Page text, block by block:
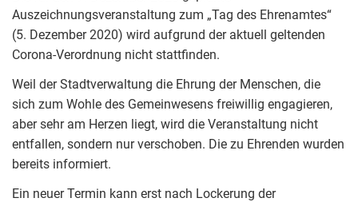
Auszeichnungsveranstaltung zum „Tag des Ehrenamtes“
(5. Dezember 2020) wird aufgrund der aktuell geltenden
Corona-Verordnung nicht stattfinden.
Weil der Stadtverwaltung die Ehrung der Menschen, die
sich zum Wohle des Gemeinwesens freiwillig engagieren,
aber sehr am Herzen liegt, wird die Veranstaltung nicht
entfallen, sondern nur verschoben. Die zu Ehrenden wurden
bereits informiert.
Ein neuer Termin kann erst nach Lockerung der